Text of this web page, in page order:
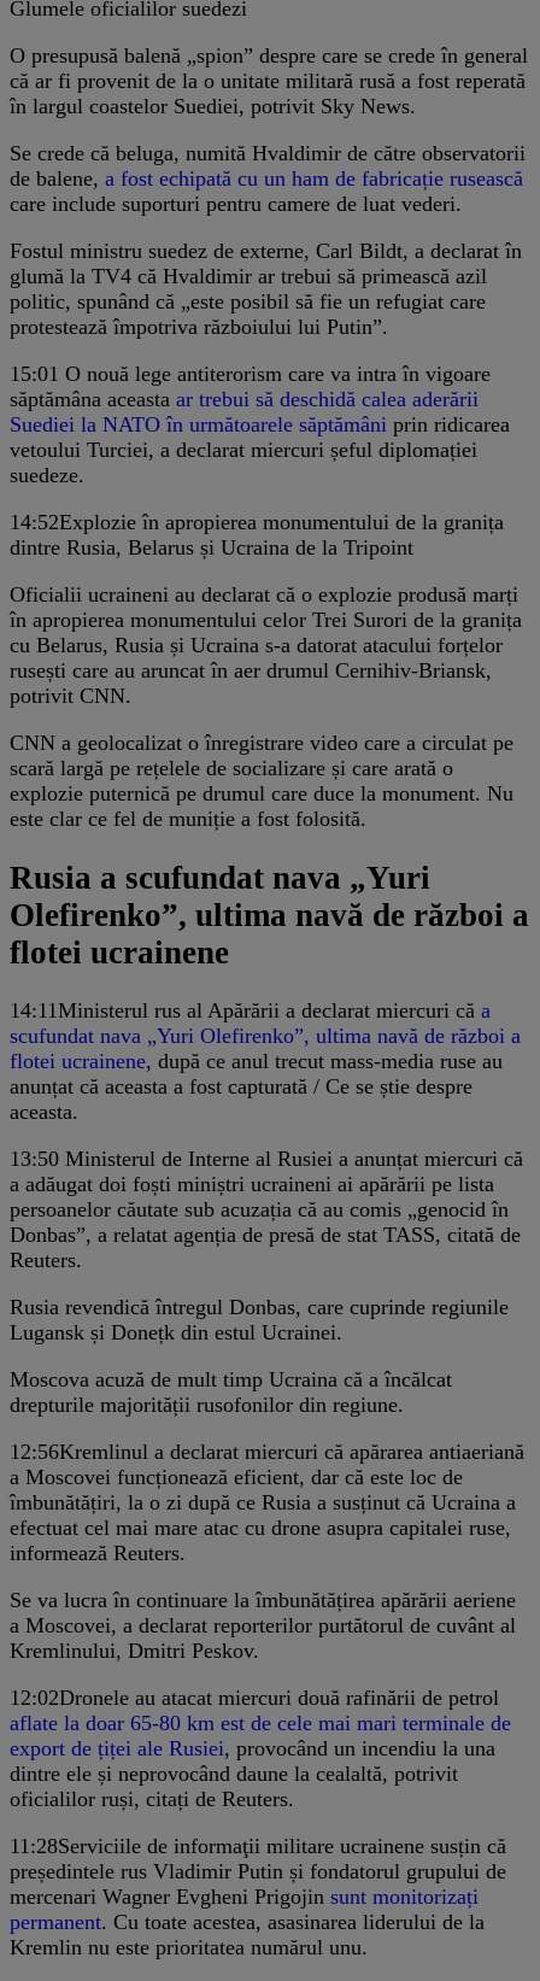
Glumele oficialilor suedezi
O presupusă balenă „spion” despre care se crede în general
că ar fi provenit de la o unitate militară rusă a fost reperată
în largul coastelor Suediei, potrivit Sky News.
Se crede că beluga, numită Hvaldimir de către observatorii
de balene, a fost echipată cu un ham de fabricație rusească
care include suporturi pentru camere de luat vederi.
Fostul ministru suedez de externe, Carl Bildt, a declarat în
glumă la TV4 că Hvaldimir ar trebui să primească azil
politic, spunând că „este posibil să fie un refugiat care
protestează împotriva războiului lui Putin”.
15:01 O nouă lege antiterorism care va intra în vigoare
săptămâna aceasta ar trebui să deschidă calea aderării
Suediei la NATO în următoarele săptămâni prin ridicarea
vetoului Turciei, a declarat miercuri șeful diplomației
suedeze.
14:52Explozie în apropierea monumentului de la granița
dintre Rusia, Belarus și Ucraina de la Tripoint
Oficialii ucraineni au declarat că o explozie produsă marți
în apropierea monumentului celor Trei Surori de la granița
cu Belarus, Rusia și Ucraina s-a datorat atacului forțelor
rusești care au aruncat în aer drumul Cernihiv-Briansk,
potrivit CNN.
CNN a geolocalizat o înregistrare video care a circulat pe
scară largă pe rețelele de socializare și care arată o
explozie puternică pe drumul care duce la monument. Nu
este clar ce fel de muniție a fost folosită.
Rusia a scufundat nava „Yuri
Olefirenko”, ultima navă de război a
flotei ucrainene
14:11Ministerul rus al Apărării a declarat miercuri că a
scufundat nava „Yuri Olefirenko”, ultima navă de război a
flotei ucrainene, după ce anul trecut mass-media ruse au
anunțat că aceasta a fost capturată / Ce se știe despre
aceasta.
13:50 Ministerul de Interne al Rusiei a anunțat miercuri că
a adăugat doi foști miniștri ucraineni ai apărării pe lista
persoanelor căutate sub acuzația că au comis „genocid în
Donbas”, a relatat agenția de presă de stat TASS, citată de
Reuters.
Rusia revendică întregul Donbas, care cuprinde regiunile
Lugansk și Donețk din estul Ucrainei.
Moscova acuză de mult timp Ucraina că a încălcat
drepturile majorității rusofonilor din regiune.
12:56Kremlinul a declarat miercuri că apărarea antiaeriană
a Moscovei funcționează eficient, dar că este loc de
îmbunătățiri, la o zi după ce Rusia a susținut că Ucraina a
efectuat cel mai mare atac cu drone asupra capitalei ruse,
informează Reuters.
Se va lucra în continuare la îmbunătățirea apărării aeriene
a Moscovei, a declarat reporterilor purtătorul de cuvânt al
Kremlinului, Dmitri Peskov.
12:02Dronele au atacat miercuri două rafinării de petrol
aflate la doar 65-80 km est de cele mai mari terminale de
export de țiței ale Rusiei, provocând un incendiu la una
dintre ele și neprovocând daune la cealaltă, potrivit
oficialilor ruși, citați de Reuters.
11:28Serviciile de informaţii militare ucrainene susțin că
președintele rus Vladimir Putin și fondatorul grupului de
mercenari Wagner Evgheni Prigojin sunt monitorizați
permanent. Cu toate acestea, asasinarea liderului de la
Kremlin nu este prioritatea numărul unu.